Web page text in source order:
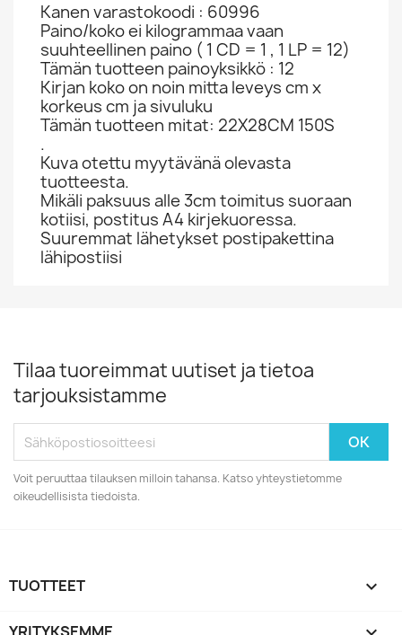
Kanen varastokoodi : 60996
Paino/koko ei kilogrammaa vaan
suuhteellinen paino ( 1 CD = 1 , 1 LP = 12)
Tämän tuotteen painoyksikkö : 12
Kirjan koko on noin mitta leveys cm x
korkeus cm ja sivuluku
Tämän tuotteen mitat: 22X28CM 150S
.
Kuva otettu myytävänä olevasta
tuotteesta.
Mikäli paksuus alle 3cm toimitus suoraan
kotiisi, postitus A4 kirjekuoressa.
Suuremmat lähetykset postipakettina
lähipostiisi
Tilaa tuoreimmat uutiset ja tietoa
tarjouksistamme
Voit peruuttaa tilauksen milloin tahansa. Katso yhteystietomme
oikeudellisista tiedoista.
TUOTTEET 